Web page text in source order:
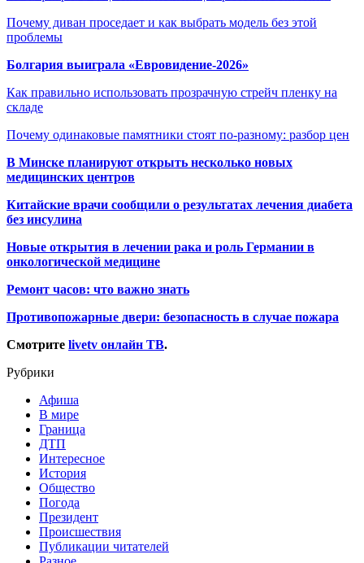
Почему диван проседает и как выбрать модель без этой
проблемы
Болгария выиграла «Евровидение-2026»
Как правильно использовать прозрачную стрейч пленку на
складе
Почему одинаковые памятники стоят по-разному: разбор цен
В Минске планируют открыть несколько новых
медицинских центров
Китайские врачи сообщили о результатах лечения диабета
без инсулина
Новые открытия в лечении рака и роль Германии в
онкологической медицине
Ремонт часов: что важно знать
Противопожарные двери: безопасность в случае пожара
Смотрите livetv онлайн ТВ.
Рубрики
Афиша
В мире
Граница
ДТП
Интересное
История
Общество
Погода
Президент
Происшествия
Публикации читателей